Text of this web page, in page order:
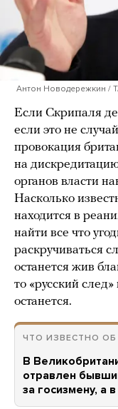
Антон Новодережкин /
Если Скрипаля
если это не
провокация
на
органов власти
Насколько
находится в
найти все что
раскручиваться
останется жив
то «русский
останется.
ЧТО ИЗВЕСТНО ОБ
В
отравлен
за госизмену, а